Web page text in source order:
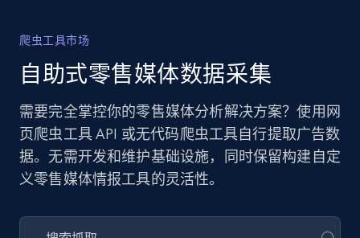
爬虫工具市场
自助式零售媒体数据采集
需要完全掌控你的零售媒体分析解决方案？使用网
页爬虫工具 API 或无代码爬虫工具自行提取广告数
据。无需开发和维护基础设施，同时保留构建自定
义零售媒体情报工具的灵活性。